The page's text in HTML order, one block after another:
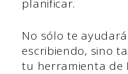
planificar.
No sólo te
escribiendo, sino
tu herramienta de